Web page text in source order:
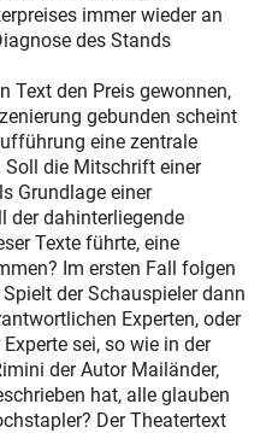
immer wieder an
des Stands
Text den Preis gewonnen,
gebunden scheint
eine zentrale
Soll die Mitschrift einer
Grundlage einer
der dahinterliegende
Texte führte, eine
Im ersten Fall folgen
der Schauspieler dann
Experten, oder
sei, so wie in der
der Autor Mailänder,
hat, alle glauben
Der Theatertext